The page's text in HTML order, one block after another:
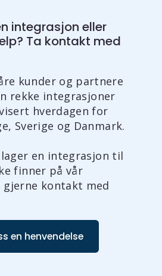
integrasjon eller
Ta kontakt med
kunder og partnere
rekke integrasjoner
hverdagen for
Sverige og Danmark.
en integrasjon til
finner på vår
gjerne kontakt med
en henvendelse